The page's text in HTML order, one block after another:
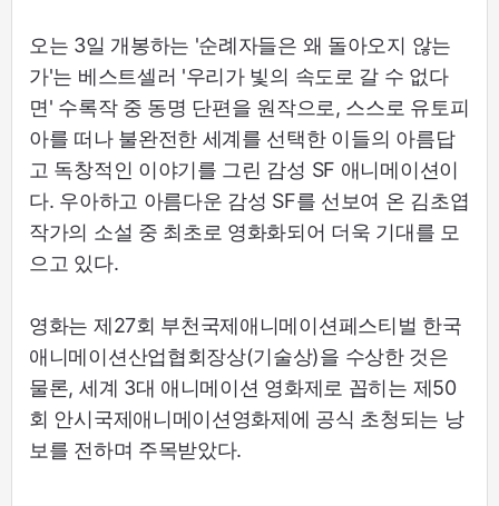
오는 3일 개봉하는 '순례자들은 왜 돌아오지 않는
가'는 베스트셀러 '우리가 빛의 속도로 갈 수 없다
면' 수록작 중 동명 단편을 원작으로, 스스로 유토피
아를 떠나 불완전한 세계를 선택한 이들의 아름답
고 독창적인 이야기를 그린 감성 SF 애니메이션이
다. 우아하고 아름다운 감성 SF를 선보여 온 김초엽
작가의 소설 중 최초로 영화화되어 더욱 기대를 모
으고 있다.
영화는 제27회 부천국제애니메이션페스티벌 한국
애니메이션산업협회장상(기술상)을 수상한 것은
물론, 세계 3대 애니메이션 영화제로 꼽히는 제50
회 안시국제애니메이션영화제에 공식 초청되는 낭
보를 전하며 주목받았다.